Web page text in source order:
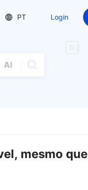
PT Login
mesmo que